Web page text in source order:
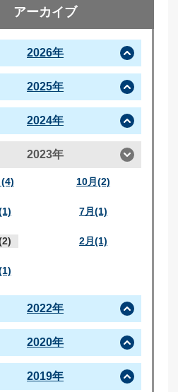
アーカイブ
2026年
2025年
2024年
2023年
10月(2)
7月(1)
2月(1)
2022年
2020年
2019年